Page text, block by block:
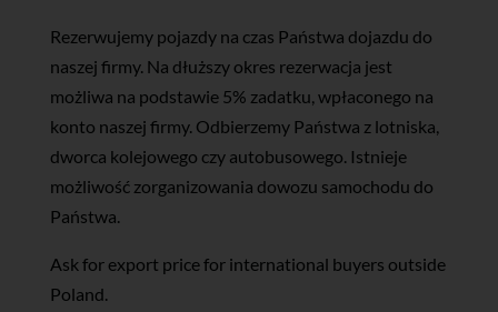
Rezerwujemy pojazdy na czas Państwa dojazdu do
naszej firmy. Na dłuższy okres rezerwacja jest
możliwa na podstawie 5% zadatku, wpłaconego na
konto naszej firmy. Odbierzemy Państwa z lotniska,
dworca kolejowego czy autobusowego. Istnieje
możliwość zorganizowania dowozu samochodu do
Państwa.
Ask for export price for international buyers outside
Poland.